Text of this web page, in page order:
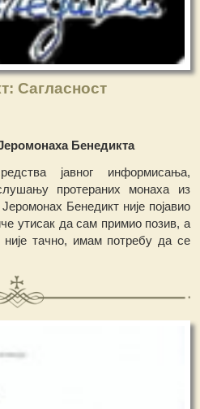
Сагласност
Бенедикта
јавног информисања,
протераних монаха из
Бенедикт није појавио
утисак да сам примио позив, а
тачно, имам потребу да се